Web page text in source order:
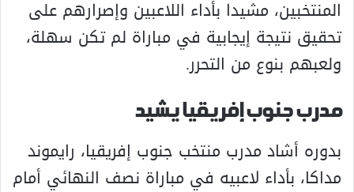
المنتخبين، مشيدا بأداء اللاعبين وإصرارهم على
تحقيق نتيجة إيجابية في مباراة لم تكن سهلة،
ولعبهم بنوع من التحرر.
مدرب جنوب إفريقيا يشيد
بدوره أشاد مدرب منتخب جنوب إفريقيا، رايموند
مداكا، بأداء لاعبيه في مباراة نصف النهائي أمام